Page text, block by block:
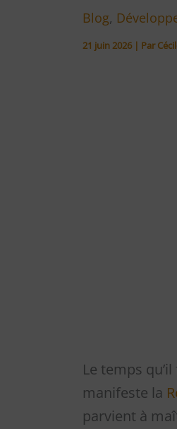
Blog,
21 juin 2026 | Par
Le temps
manifeste la
parvient à